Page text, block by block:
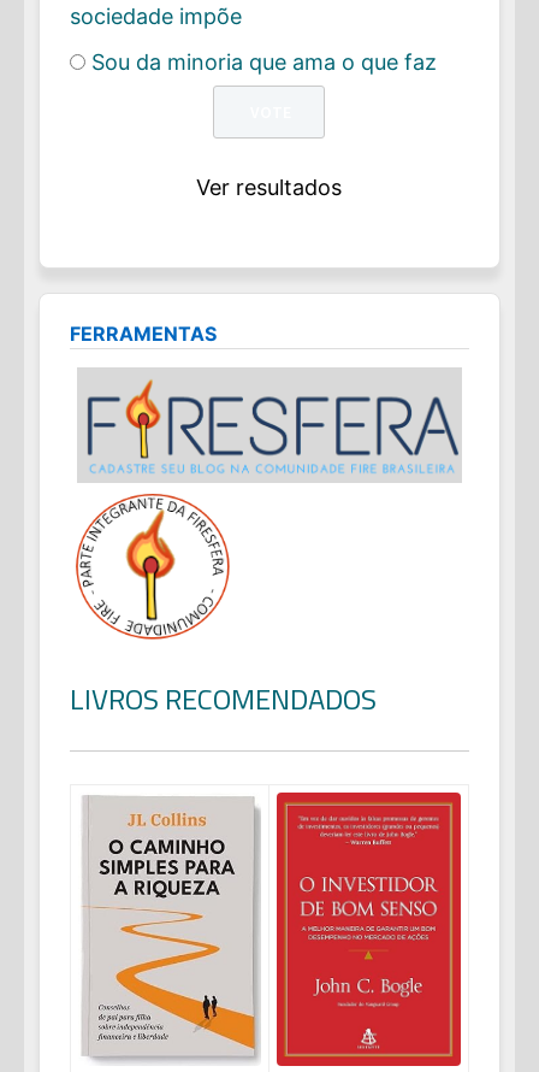
sociedade impõe
Sou da minoria que ama o que faz
Ver resultados
FERRAMENTAS
LIVROS RECOMENDADOS